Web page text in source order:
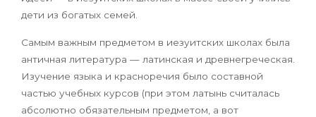
дети из богатых семей.
Самым важным предметом в иезуитских школах была
античная литература — латинская и древнегреческая.
Изучение языка и красноречия было составной
частью учебных курсов (при этом латынь считалась
абсолютно обязательным предметом, а вот